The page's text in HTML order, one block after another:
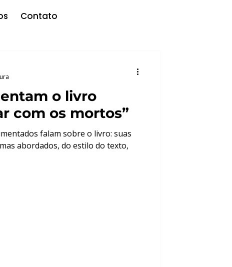
Contato
o livro
com os mortos”
falam sobre o livro: suas
abordados, do estilo do texto,